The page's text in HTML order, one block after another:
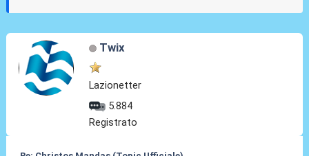
Twix
Lazionetter
5.884
Registrato